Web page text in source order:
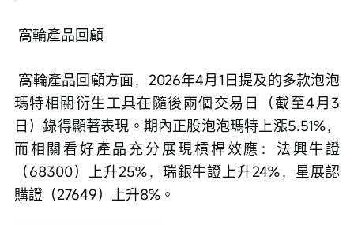
窩輪產品回顧
瑪特相關衍生工具在隨後兩個交易日（截至4月3
日）錄得顯著表現。期內正股泡泡瑪特上漲5.51%，
而相關看好產品充分展現槓桿效應：法興牛證
（68300）上升25%，瑞銀牛證上升24%，星展認
購證（27649）上升8%。